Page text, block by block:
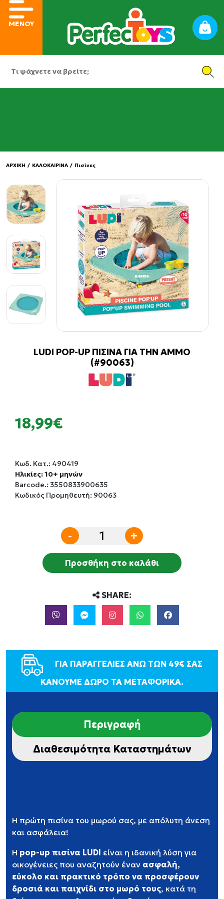
ΜΕΝΟΥ
ΑΡΧΙΚΗ / ΚΑΛΟΚΑΙΡΙΝΑ / Πισίνες
LUDI POP-UP ΠΙΣΙΝΑ ΓΙΑ ΤΗΝ ΑΜΜΟ
(#90063)
18,99€
Κωδ. Κατ.: 490419
Ηλικίες: 10+ μηνών
Barcode.: 3550833900635
Κωδικός Προμηθευτή: 90063
- +
Προσθήκη στο καλάθι
SHARE:
ΓΙΑ ΠΑΡΑΓΓΕΛΙΕΣ ΑΝΩ ΤΩΝ 49€ ΣΑΣ
ΚΑΝΟΥΜΕ ΔΩΡΟ ΤΑ ΜΕΤΑΦΟΡΙΚΑ.
Περιγραφή
Διαθεσιμότητα Καταστημάτων
Η πρώτη πισίνα του μωρού σας, με απόλυτη άνεση
και ασφάλεια!
Η pop-up πισίνα LUDI είναι η ιδανική λύση για
οικογένειες που αναζητούν έναν ασφαλή,
εύκολο και πρακτικό τρόπο να προσφέρουν
δροσιά και παιχνίδι στο μωρό τους, κατά τη